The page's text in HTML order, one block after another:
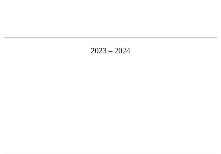
2023 – 2024